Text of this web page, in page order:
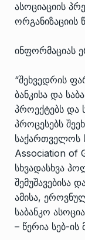
ასოციაციის
ორგანიზაციის
ინფორმაციას
“შეხვედრის
ბანკისა და
პროექტებს და
პროცესებს
საქართველოს
Association of
სხვადასხვა
შემუშავებისა
ამისა,
საბანკო
– წერია სებ-